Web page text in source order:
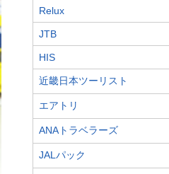
Relux
JTB
HIS
近畿日本ツーリスト
エアトリ
ANAトラベラーズ
JALパック